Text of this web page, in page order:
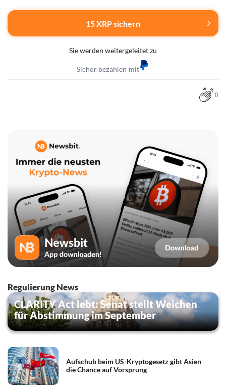
15 XRP sichern
Sie werden weitergeleitet zu
Sicher bezahlen mit
0
Regulierung News
CLARITY Act lebt: Senat stellt Weichen
für Abstimmung im September
Aufschub beim US-Kryptogesetz gibt Asien
die Chance auf Vorsprung